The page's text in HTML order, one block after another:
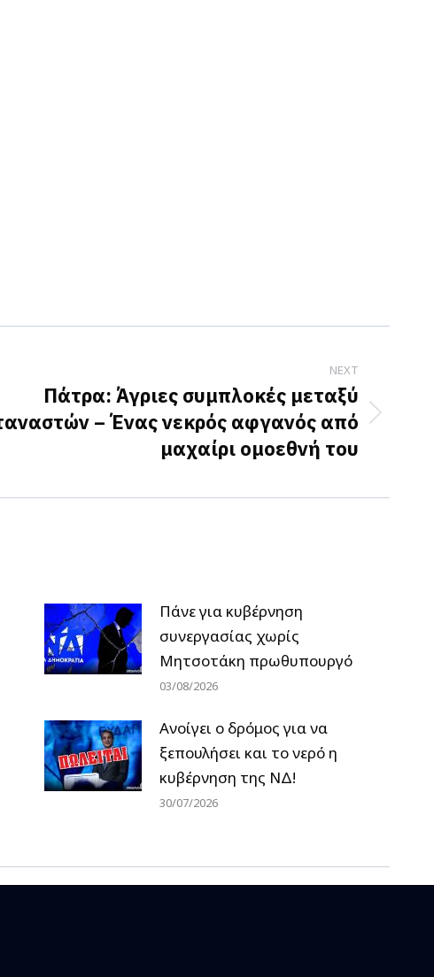
NEXT
Πάτρα: Άγριες συμπλοκές μεταξύ
– Ένας νεκρός αφγανός από
μαχαίρι ομοεθνή του
Πάνε για κυβέρνηση
συνεργασίας χωρίς
Μητσοτάκη πρωθυπουργό
03/08/2026
Ανοίγει ο δρόμος για να
ξεπουλήσει και το νερό η
κυβέρνηση της ΝΔ!
30/07/2026